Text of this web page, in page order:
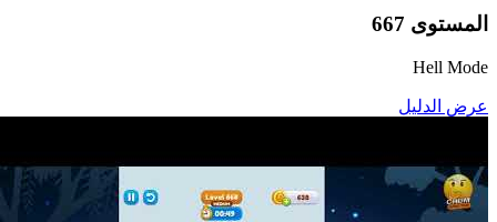
المستوى 667
Hell Mode
عرض الدليل